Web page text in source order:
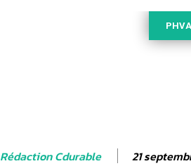
Rédaction Cdurable 21